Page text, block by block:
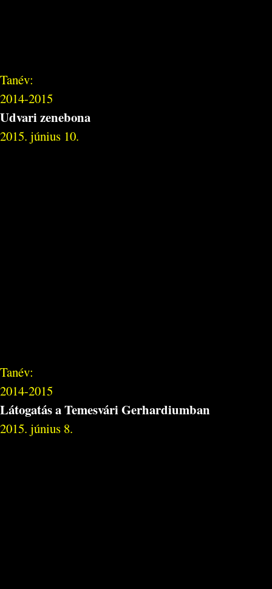
Tanév:
2014-2015
Udvari zenebona
2015. június 10.
Tanév:
2014-2015
Látogatás a Temesvári Gerhardiumban
2015. június 8.